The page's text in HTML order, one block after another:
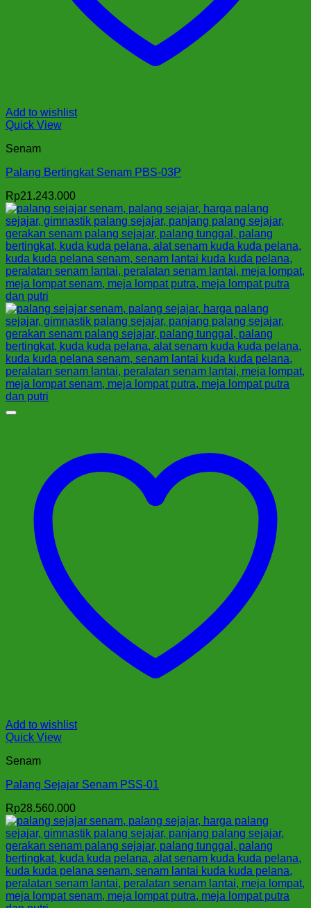
Add to wishlist
Quick View
Senam
Palang Bertingkat Senam PBS-03P
Rp21.243.000
Add to wishlist
Quick View
Senam
Palang Sejajar Senam PSS-01
Rp28.560.000